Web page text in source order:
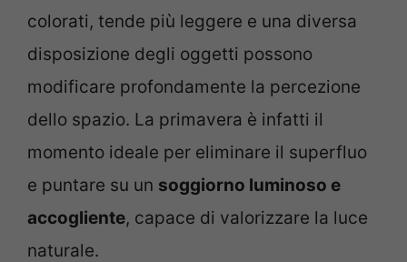
colorati, tende più leggere e una diversa
disposizione degli oggetti possono
modificare profondamente la percezione
dello spazio. La primavera è infatti il
momento ideale per eliminare il superfluo
e puntare su un soggiorno luminoso e
accogliente, capace di valorizzare la luce
naturale.